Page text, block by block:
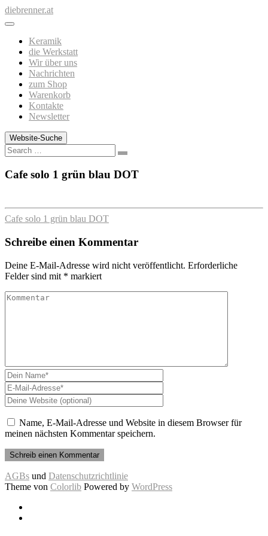
Zum
Inhalt
diebrenner.at
Keramik
die Werkstatt
Wir über uns
Nachrichten
zum Shop
Warenkorb
Kontakte
Newsletter
Website-Suche
Search
Cafe solo 1 grün blau DOT
Cafe solo 1 grün blau DOT
Schreibe einen Kommentar
Deine E-Mail-Adresse wird nicht veröffentlicht. Erforderliche
Felder sind mit * markiert
Name, E-Mail-Adresse und Website in diesem Browser für
meinen nächsten Kommentar speichern.
AGBs und Datenschutzrichtlinie
Theme von Colorlib Powered by WordPress